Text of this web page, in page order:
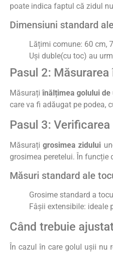
poate indica faptul că zidul
Dimensiuni standard
Lățimi comune: 60 cm,
Uși duble(cu toc) au
Pasul 2:
Măsurațiînălțimea golului de
care va fi adăugat pe podea,
Pasul 3:
Măsurațigrosimea zidului
grosimea peretelui. În funcție
Măsuri standard ale
Grosime standard a
Fâșii extensibile: ideale
Când trebuie
În cazul în care golul ușii nu